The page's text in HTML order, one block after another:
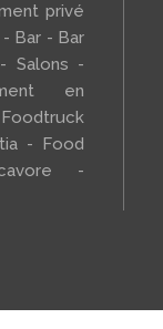
privé
Bar - Bar
Salons -
en
- Food
-